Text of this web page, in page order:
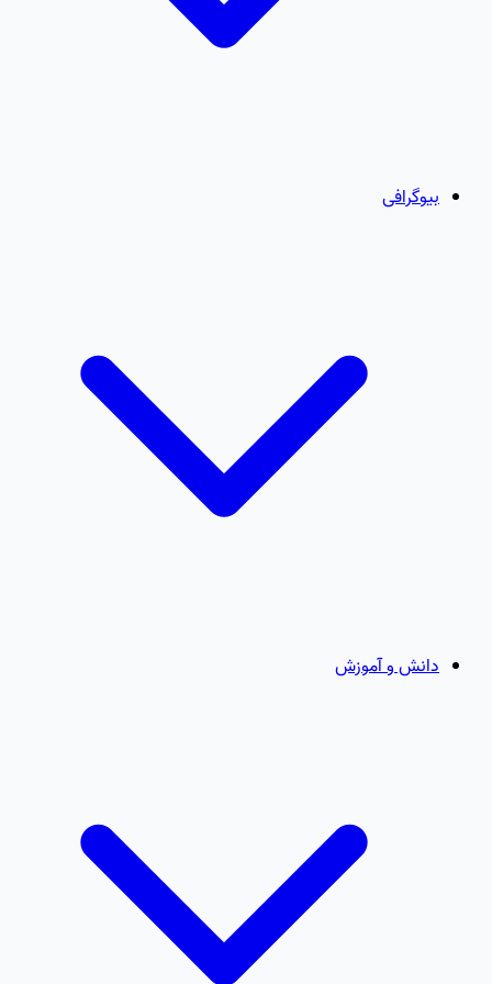
بیوگرافی
دانش و آموزش